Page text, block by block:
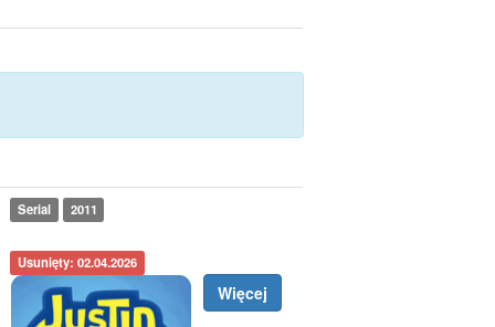
Serial 2011
Usunięty: 02.04.2026
Więcej